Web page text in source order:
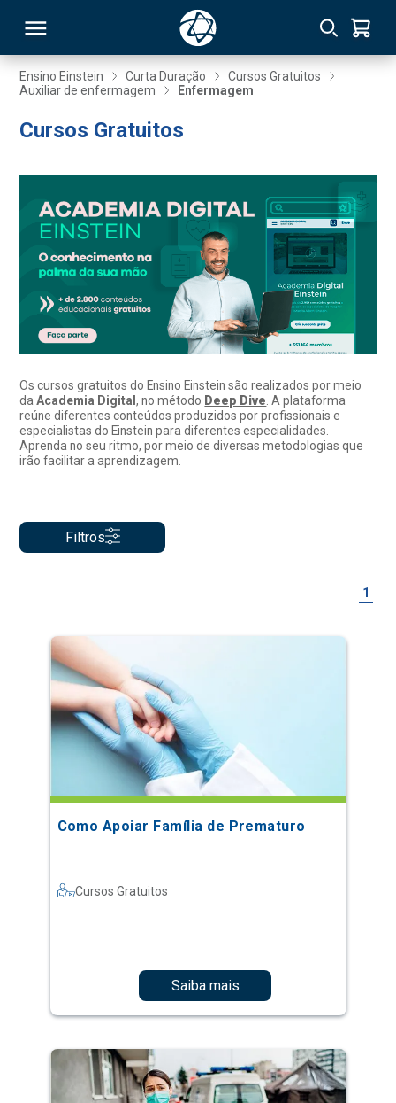
Ensino Einstein Curta Duração
Cursos Gratuitos
Auxiliar de enfermagem
Enfermagem
Cursos Gratuitos
Os cursos gratuitos do Ensino Einstein são realizados por meio
daAcademia Digital, no método Deep Dive. A plataforma
reúne diferentes conteúdos produzidos por profissionais e
especialistas do Einstein para diferentes especialidades.
Aprenda no seu ritmo, por meio de diversas metodologias que
irão facilitar a aprendizagem.
Filtros
1
Como Apoiar Família de Prematuro
Cursos Gratuitos
Saiba mais